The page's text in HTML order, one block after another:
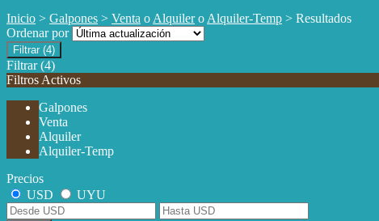
Inicio > Galpones > Venta oAlquileroAlquiler-Temp > Resultados
Ordenar por
Filtrar (4)
Filtrar (4)
Filtros Activos
Galpones
Venta
Alquiler
Alquiler-Temp
Precios
USD
UYU